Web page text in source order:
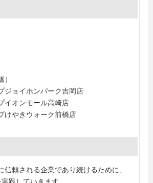
ジョイホンパーク吉岡店
イオンモール高崎店
けやきウォーク前橋店
信頼される企業であり続けるために、